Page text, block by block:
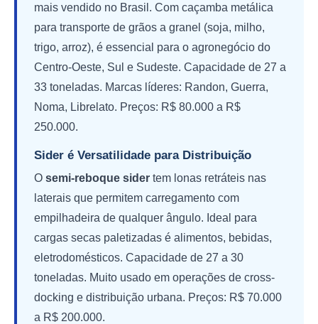
mais vendido no Brasil. Com caçamba metálica
para transporte de grãos a granel (soja, milho,
trigo, arroz), é essencial para o agronegócio do
Centro-Oeste, Sul e Sudeste. Capacidade de 27 a
33 toneladas. Marcas líderes: Randon, Guerra,
Noma, Librelato. Preços: R$ 80.000 a R$
250.000.
Sider é Versatilidade para Distribuição
O semi-reboque sider tem lonas retráteis nas
laterais que permitem carregamento com
empilhadeira de qualquer ângulo. Ideal para
cargas secas paletizadas é alimentos, bebidas,
eletrodomésticos. Capacidade de 27 a 30
toneladas. Muito usado em operações de cross-
docking e distribuição urbana. Preços: R$ 70.000
a R$ 200.000.